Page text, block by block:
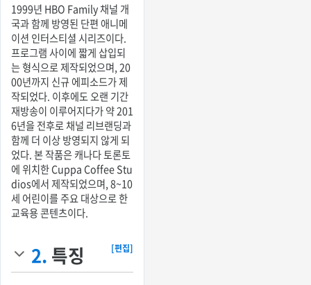
1999년 HBO Family 채널 개
국과 함께 방영된 단편 애니메
이션 인터스티셜 시리즈이다.
프로그램 사이에 짧게 삽입되
는 형식으로 제작되었으며, 20
00년까지 신규 에피소드가 제
작되었다. 이후에도 오랜 기간
재방송이 이루어지다가 약 201
6년을 전후로 채널 리브랜딩과
함께 더 이상 방영되지 않게 되
었다. 본 작품은 캐나다 토론토
에 위치한 Cuppa Coffee Stu
dios에서 제작되었으며, 8~10
세 어린이를 주요 대상으로 한
교육용 콘텐츠이다.
2. 특징 [편집]